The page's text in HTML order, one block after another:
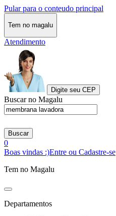
Pular para o conteudo principal
Tem no magalu
Atendimento
Digite seu CEP
Buscar no Magalu
Buscar
0
Boas vindas :)Entre ou Cadastre-se
Tem no Magalu
Departamentos